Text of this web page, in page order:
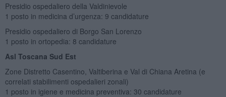
Presidio ospedaliero della Valdinievole
1 posto in medicina d’urgenza: 9 candidature
Presidio ospedaliero di Borgo San Lorenzo
1 posto in ortopedia: 8 candidature
Asl Toscana Sud Est
Zone Distretto Casentino, Valtiberina e Val di Chiana Aretina (e
correlati stabilimenti ospedalieri zonali)
1 posto in igiene e medicina preventiva: 30 candidature